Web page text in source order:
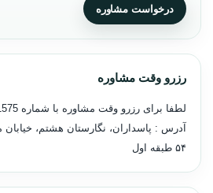
درخواست مشاوره
رزرو وقت مشاوره
لطفا برای رزرو وقت مشاوره با شماره
آدرس : پاسداران، نگارستان هشتم،
۵۴ طبقه اول